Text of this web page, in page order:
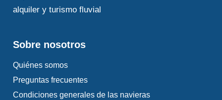
alquiler y turismo fluvial
Sobre nosotros
Quiénes somos
Preguntas frecuentes
Condiciones generales de las navieras